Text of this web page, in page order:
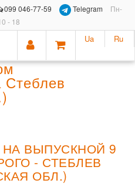
099 046-77-59 Telegram
Пн-
- 18
Ua Ru
Стеблев
ВЫПУСКНОЙ 9
- СТЕБЛЕВ
ОБЛ.)